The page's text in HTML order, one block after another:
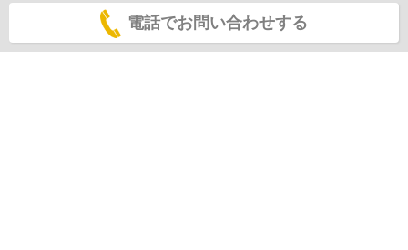
電話でお問い合わせする